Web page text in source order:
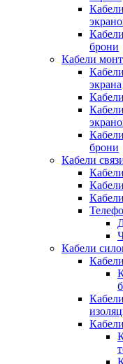
брони
Кабели
экрана
брони
Кабели
Кабели